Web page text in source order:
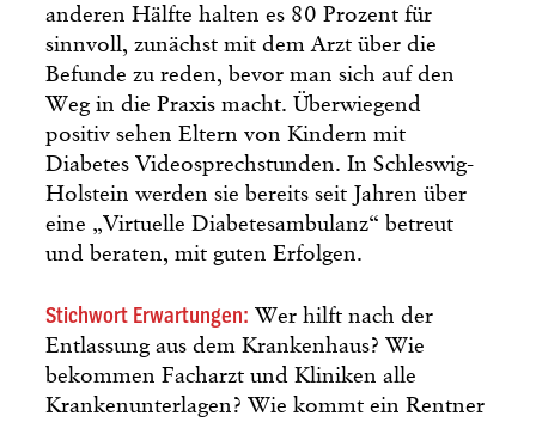
anderen Hälfte halten es 80 Prozent für
sinnvoll, zunächst mit dem Arzt über die
Befunde zu reden, bevor man sich auf den
Weg in die Praxis macht. Überwiegend
positiv sehen Eltern von Kindern mit
Diabetes Videosprechstunden. In Schleswig-
Holstein werden sie bereits seit Jahren über
eine „Virtuelle Diabetesambulanz“ betreut
und beraten, mit guten Erfolgen.
Stichwort Erwartungen: Wer hilft nach der
Entlassung aus dem Krankenhaus? Wie
bekommen Facharzt und Kliniken alle
Krankenunterlagen? Wie kommt ein Rentner